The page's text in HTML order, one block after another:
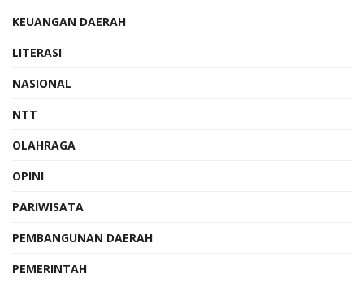
KEUANGAN DAERAH
LITERASI
NASIONAL
NTT
OLAHRAGA
OPINI
PARIWISATA
PEMBANGUNAN DAERAH
PEMERINTAH